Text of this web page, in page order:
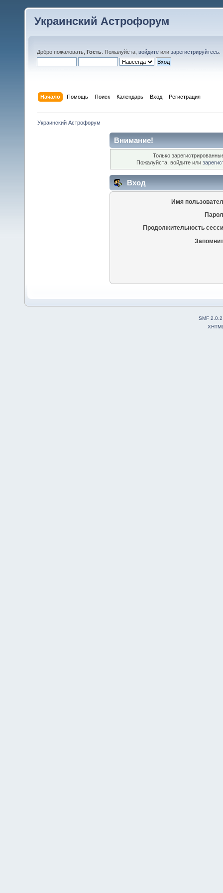
Украинский Астрофорум
Добро пожаловать, Гость . Пожалуйста, войдите или зарегистрируйтесь
Начало Помощь Поиск Календарь Вход Регистрация
Украинский Астрофорум
Внимание!
Только
Пожалуйста, войдите или
Вход
Имя
Продолжительность
SMF 2.0.2